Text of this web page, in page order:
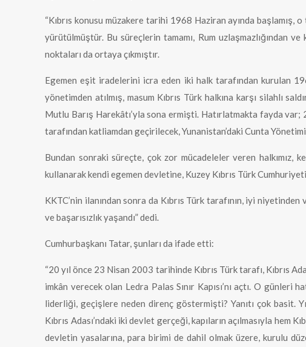
“Kıbrıs konusu müzakere tarihi 1968 Haziran ayında
yürütülmüştür. Bu süreçlerin tamamı, Rum uzlaşmazlığından
noktaları da ortaya çıkmıştır.
Egemen eşit iradelerini icra eden iki halk tarafından kurulan
yönetimden atılmış, masum Kıbrıs Türk halkına karşı silahlı
Mutlu Barış Harekâtı’yla sona ermişti. Hatırlatmakta fayda var;
tarafından katliamdan geçirilecek, Yunanistan’daki Cunta
Bundan sonraki süreçte, çok zor mücadeleler veren
kullanarak kendi egemen devletine, Kuzey Kıbrıs Türk
KKTC’nin ilanından sonra da Kıbrıs Türk tarafının, iyi
ve başarısızlık yaşandı” dedi.
Cumhurbaşkanı Tatar, şunları da ifade etti:
“20 yıl önce 23 Nisan 2003 tarihinde Kıbrıs Türk tarafı, Kıbrıs
imkân verecek olan Ledra Palas Sınır Kapısı’nı açtı. O
liderliği, geçişlere neden direnç göstermişti? Yanıtı çok basit.
Kıbrıs Adası’ndaki iki devlet gerçeği, kapıların açılmasıyla hem
devletin yasalarına, para birimi de dahil olmak üzere, kurulu